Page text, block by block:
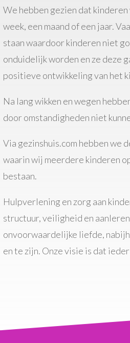
We hebben gezien dat
week, een maand of een jaar.
staan waardoor kinderen niet
onduidelijk worden en ze deze
positieve ontwikkeling van het
Na lang wikken en wegen
door omstandigheden niet
Via gezinshuis.com hebben we
waarin wij meerdere kinderen
bestaan.
Hulpverlening en zorg aan
structuur, veiligheid en
onvoorwaardelijke liefde,
en te zijn. Onze visie is dat